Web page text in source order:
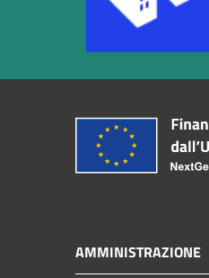
AMMINISTRAZIONE